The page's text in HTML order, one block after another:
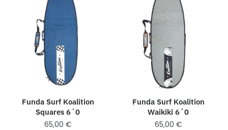
Funda Surf Koalition
Squares 6´0
65,00 €
Funda Surf Koalition
Waikiki 6´0
65,00 €